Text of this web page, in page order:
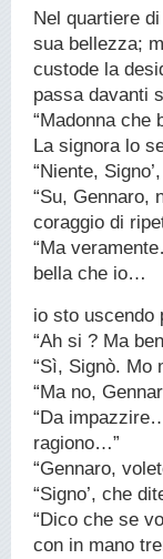
Nel quartiere
sua bellezza;
custode la
passa davanti
“Madonna che
La signora lo
“Niente,
“Su, Gennaro,
coraggio di
“Ma
bella che io…
io sto uscendo
“Ah si ? Ma
“Sì, Signò. Mo
“Ma no,
“Da
ragiono…”
“Gennaro,
“Signo’, che
“Dico che se
con in mano